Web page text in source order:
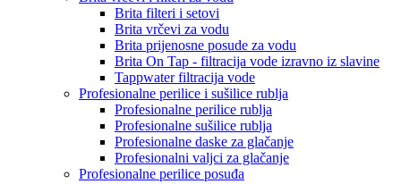
Brita filteri i setovi
Brita vrčevi za vodu
Brita prijenosne posude za vodu
Brita On Tap - filtracija vode izravno iz slavine
Tappwater filtracija vode
Profesionalne perilice i sušilice rublja
Profesionalne perilice rublja
Profesionalne sušilice rublja
Profesionalne daske za glačanje
Profesionalni valjci za glačanje
Profesionalne perilice posuđa